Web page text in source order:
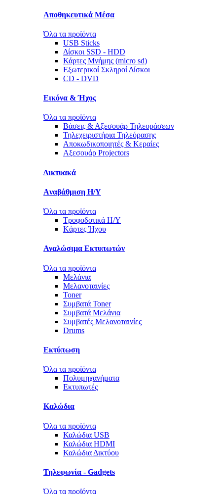
Αποθηκευτικά Μέσα
Όλα τα προϊόντα
USB Sticks
Δίσκοι SSD - HDD
Κάρτες Μνήμης (micro sd)
Εξωτερικοί Σκληροί Δίσκοι
CD - DVD
Εικόνα & Ήχος
Όλα τα προϊόντα
Βάσεις & Αξεσουάρ Τηλεοράσεων
Τηλεχειριστήρια Τηλεόρασης
Αποκωδικοποιητές & Κεραίες
Αξεσουάρ Projectors
Δικτυακά
Aναβάθμιση Η/Υ
Όλα τα προϊόντα
Τροφοδοτικά Η/Υ
Kάρτες Ήχου
Αναλώσιμα Εκτυπωτών
Όλα τα προϊόντα
Μελάνια
Μελανοταινίες
Toner
Συμβατά Toner
Συμβατά Μελάνια
Συμβατές Μελανοταινίες
Drums
Εκτύπωση
Όλα τα προϊόντα
Πολυμηχανήματα
Εκτυπωτές
Καλώδια
Όλα τα προϊόντα
Καλώδια USB
Καλώδια HDMI
Καλώδια Δικτύου
Τηλεφωνία - Gadgets
Όλα τα προϊόντα